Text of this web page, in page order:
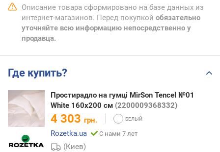
Описание товара сформировано на базе данных из
интернет-магазинов. Перед покупкой обязательно
уточняйте всю информацию непосредственно у
продавца.
Где купить?
Простирадло на гумці MirSon Tencel №01
White 160x200 см (2200009368332)
4 303 грн.
Rozetka.ua
С нами 7 лет
(Киев)